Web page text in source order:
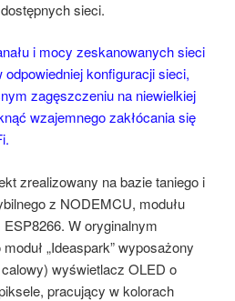
sieci.
i mocy zeskanowanych sieci
konfiguracji sieci,
zagęszczeniu na niewielkiej
wzajemnego zakłócania się
zrealizowany na bazie taniego i
z NODEMCU, modułu
W oryginalnym
„Ideaspark” wyposażony
wyświetlacz OLED o
pracujący w kolorach